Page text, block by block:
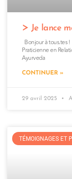
Je lance
Bonjour à tous.tes
Praticienne en
Ayurveda
CONTINUER »
29 avril 2025
TÉMOIGNAGES ET